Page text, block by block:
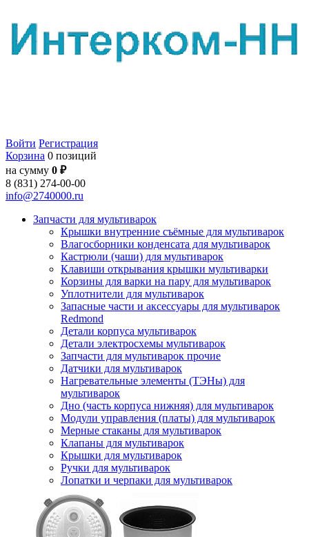
Войти Регистрация
Корзина 0 позиций
на сумму 0 ₽
8 (831) 274-00-00
info@2740000.ru
Запчасти для мультиварок
Крышки внутренние съёмные для мультиварок
Влагосборники конденсата для мультиварок
Кастрюли (чаши) для мультиварок
Клавиши открывания крышки мультиварки
Корзины для варки на пару для мультиварок
Уплотнители для мультиварок
Запасные части и аксессуары для мультиварок
Redmond
Детали корпуса мультиварок
Детали электросхемы мультиварок
Запчасти для мультиварок прочие
Датчики для мультиварок
Нагревательные элементы (ТЭНы) для
мультиварок
Дно (часть корпуса нижняя) для мультиварок
Модули управления (платы) для мультиварок
Мерные стаканы для мультиварок
Клапаны для мультиварок
Крышки для мультиварок
Ручки для мультиварок
Лопатки и черпаки для мультиварок